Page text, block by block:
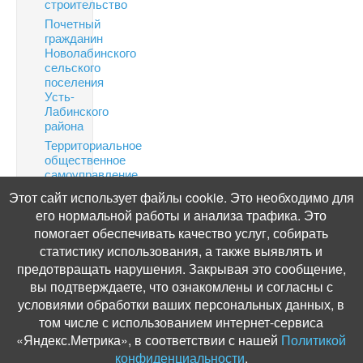
строительство
Почетный
гражданин
Новолабинского
сельского
поселения
Усть-
Лабинского
района
Территориальное
общественное
самоуправление
Финансовая
грамотность
Информация
по
налогам
Публичные
слушания
Этот сайт использует файлы cookie. Это необходимо для
его нормальной работы и анализа трафика. Это
помогает обеспечивать качество услуг, собирать
статистику использования, а также выявлять и
предотвращать нарушения. Закрывая это сообщение,
вы подтверждаете, что ознакомлены и согласны с
условиями обработки ваших персональных данных, в
том числе с использованием интернет-сервиса
«Яндекс.Метрика», в соответствии с нашей Политикой
конфиденциальности.